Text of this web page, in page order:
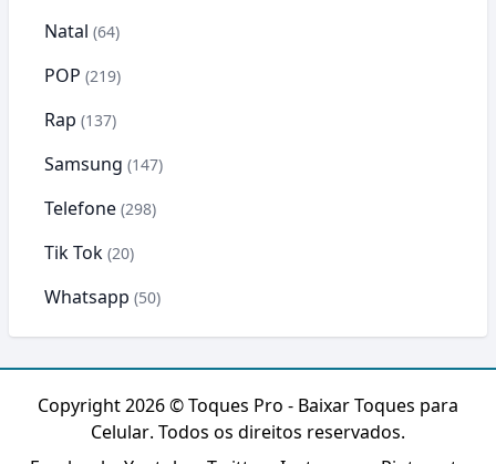
Natal (64)
POP (219)
Rap (137)
Samsung (147)
Telefone (298)
Tik Tok (20)
Whatsapp (50)
Copyright 2026 ©Toques Pro - Baixar Toques para
Celular. Todos os direitos reservados.